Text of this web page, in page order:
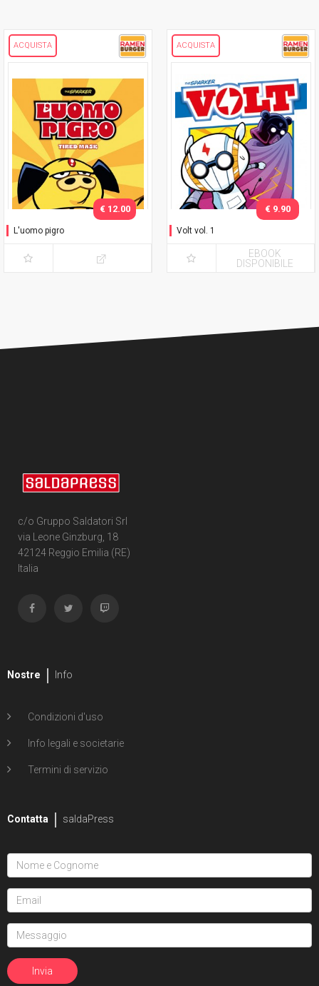
ACQUISTA
L'uomo pigro
€ 12.00
ACQUISTA
Volt vol. 1
€ 9.90
EBOOK
DISPONIBILE
c/o Gruppo Saldatori Srl
via Leone Ginzburg, 18
42124 Reggio Emilia (RE)
Italia
Nostre Info
Condizioni d'uso
Info legali e societarie
Termini di servizio
Contatta saldaPress